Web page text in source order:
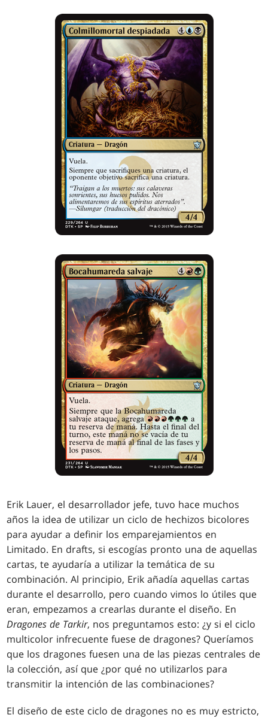
Erik Lauer, el desarrollador jefe, tuvo hace muchos
años la idea de utilizar un ciclo de hechizos bicolores
para ayudar a definir los emparejamientos en
Limitado. En drafts, si escogías pronto una de aquellas
cartas, te ayudaría a utilizar la temática de su
combinación. Al principio, Erik añadía aquellas cartas
durante el desarrollo, pero cuando vimos lo útiles que
eran, empezamos a crearlas durante el diseño. En
Dragones de Tarkir, nos preguntamos esto: ¿y si el ciclo
multicolor infrecuente fuese de dragones? Queríamos
que los dragones fuesen una de las piezas centrales de
la colección, así que ¿por qué no utilizarlos para
transmitir la intención de las combinaciones?
El diseño de este ciclo de dragones no es muy estricto,